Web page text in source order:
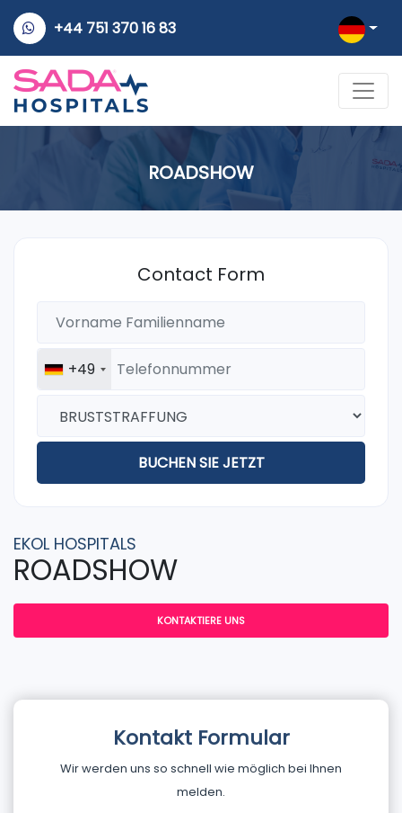
+44 751 370 16 83
ROADSHOW
Contact Form
+49
BUCHEN SIE JETZT
EKOL HOSPITALS
ROADSHOW
KONTAKTIERE UNS
Kontakt Formular
Wir werden uns so schnell wie möglich bei Ihnen
melden.